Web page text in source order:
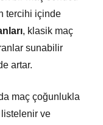
tercihi içinde
, klasik maç
sunabilir
artar.
maç çoğunlukla
listelenir ve